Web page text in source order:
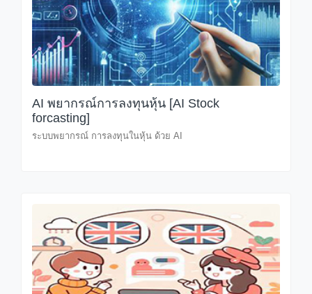
AI พยากรณ์การลงทุนหุ้น [AI Stock
forcasting]
ระบบพยากรณ์ การลงทุนในหุ้น ด้วย AI